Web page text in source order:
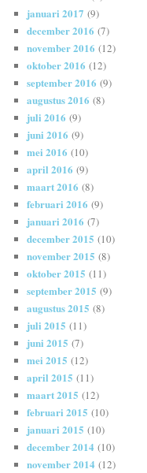
januari 2017 (9)
december 2016 (7)
november 2016 (12)
oktober 2016 (12)
september 2016 (9)
augustus 2016 (8)
juli 2016 (9)
juni 2016 (9)
mei 2016 (10)
april 2016 (9)
maart 2016 (8)
februari 2016 (9)
januari 2016 (7)
december 2015 (10)
november 2015 (8)
oktober 2015 (11)
september 2015 (9)
augustus 2015 (8)
juli 2015 (11)
juni 2015 (7)
mei 2015 (12)
april 2015 (11)
maart 2015 (12)
februari 2015 (10)
januari 2015 (10)
december 2014 (10)
november 2014 (12)